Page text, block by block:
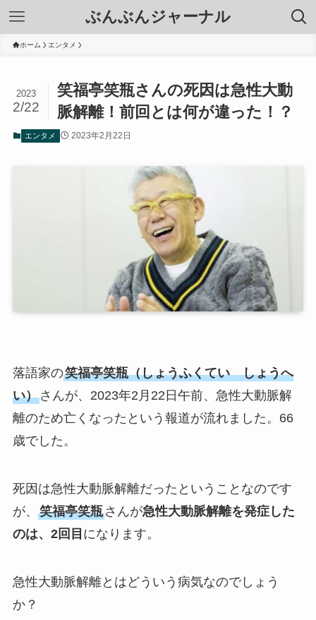
ぶんぶんジャーナル
ホーム エンタメ
笑福亭笑瓶さんの死因は急性大動
脈解離！前回とは何が違った！？
2023
2/22
エンタメ 2023年2月22日
落語家の笑福亭笑瓶（しょうふくてい しょうへ
い）さんが、2023年2月22日午前、急性大動脈解
離のため亡くなったという報道が流れました。66
歳でした。
死因は急性大動脈解離だったということなのです
が、 笑福亭笑瓶さんが急性大動脈解離を発症した
のは、2回目 になります。
急性大動脈解離とはどういう病気なのでしょう
か？